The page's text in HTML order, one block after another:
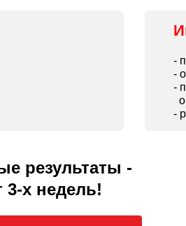
-
-
-
-
результаты -
3-х недель!